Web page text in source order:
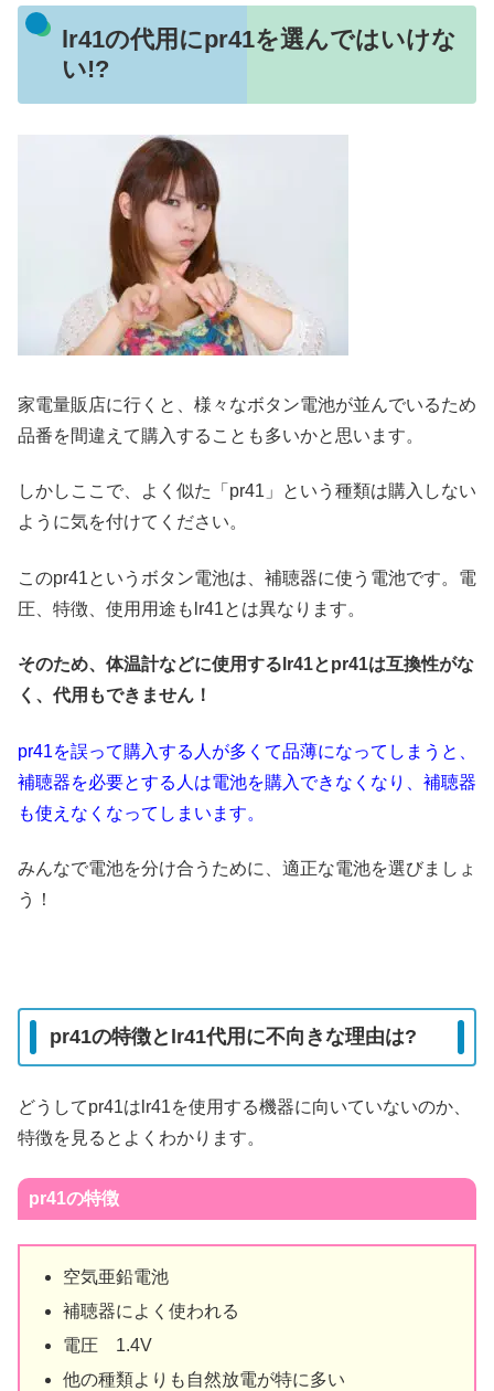
lr41の代用にpr41を選んではいけな
い!?
家電量販店に行くと、様々なボタン電池が並んでいるため
品番を間違えて購入することも多いかと思います。
しかしここで、よく似た「pr41」という種類は購入しない
ように気を付けてください。
このpr41というボタン電池は、補聴器に使う電池です。電
圧、特徴、使用用途もlr41とは異なります。
そのため、体温計などに使用するlr41とpr41は互換性がな
く、代用もできません！
pr41を誤って購入する人が多くて品薄になってしまうと、
補聴器を必要とする人は電池を購入できなくなり、補聴器
も使えなくなってしまいます。
みんなで電池を分け合うために、適正な電池を選びましょ
う！
pr41の特徴とlr41代用に不向きな理由は?
どうしてpr41はlr41を使用する機器に向いていないのか、
特徴を見るとよくわかります。
pr41の特徴
空気亜鉛電池
補聴器によく使われる
電圧 1.4V
他の種類よりも自然放電が特に多い